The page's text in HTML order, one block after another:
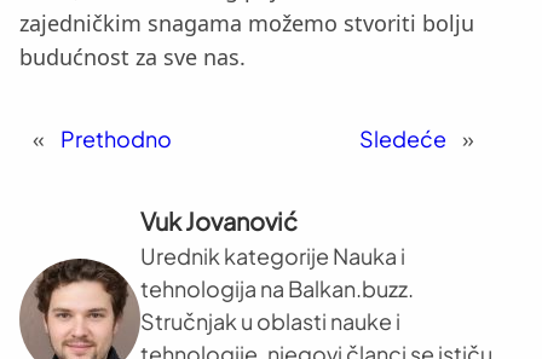
zajedničkim snagama možemo stvoriti bolju
budućnost za sve nas.
« Prethodno Sledeće »
Vuk Jovanović
Urednik kategorije Nauka i
tehnologija na Balkan.buzz.
Stručnjak u oblasti nauke i